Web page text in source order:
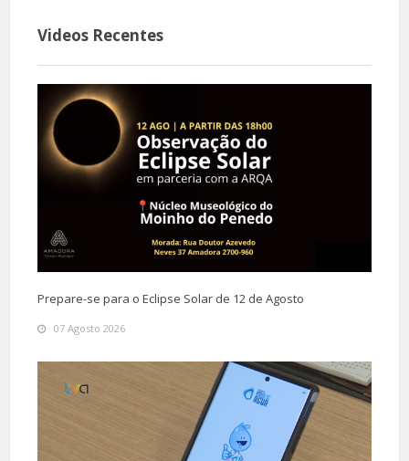
Videos Recentes
Prepare-se para o Eclipse Solar de 12 de Agosto
07 Agosto 2026